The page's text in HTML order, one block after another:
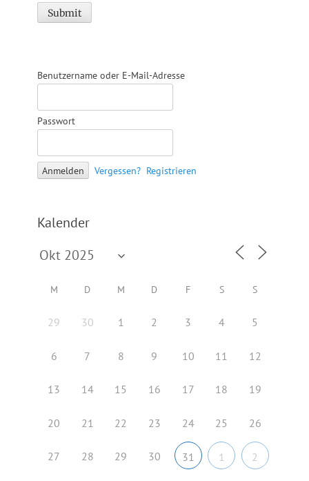
Benutzername oder E-Mail-Adresse
Passwort
Vergessen? Registrieren
Kalender
M D M D F S S
29 30 1 2 3 4 5
6 7 8 9 10 11 12
13 14 15 16 17 18 19
20 21 22 23 24 25 26
27 28 29 30 31 1 2